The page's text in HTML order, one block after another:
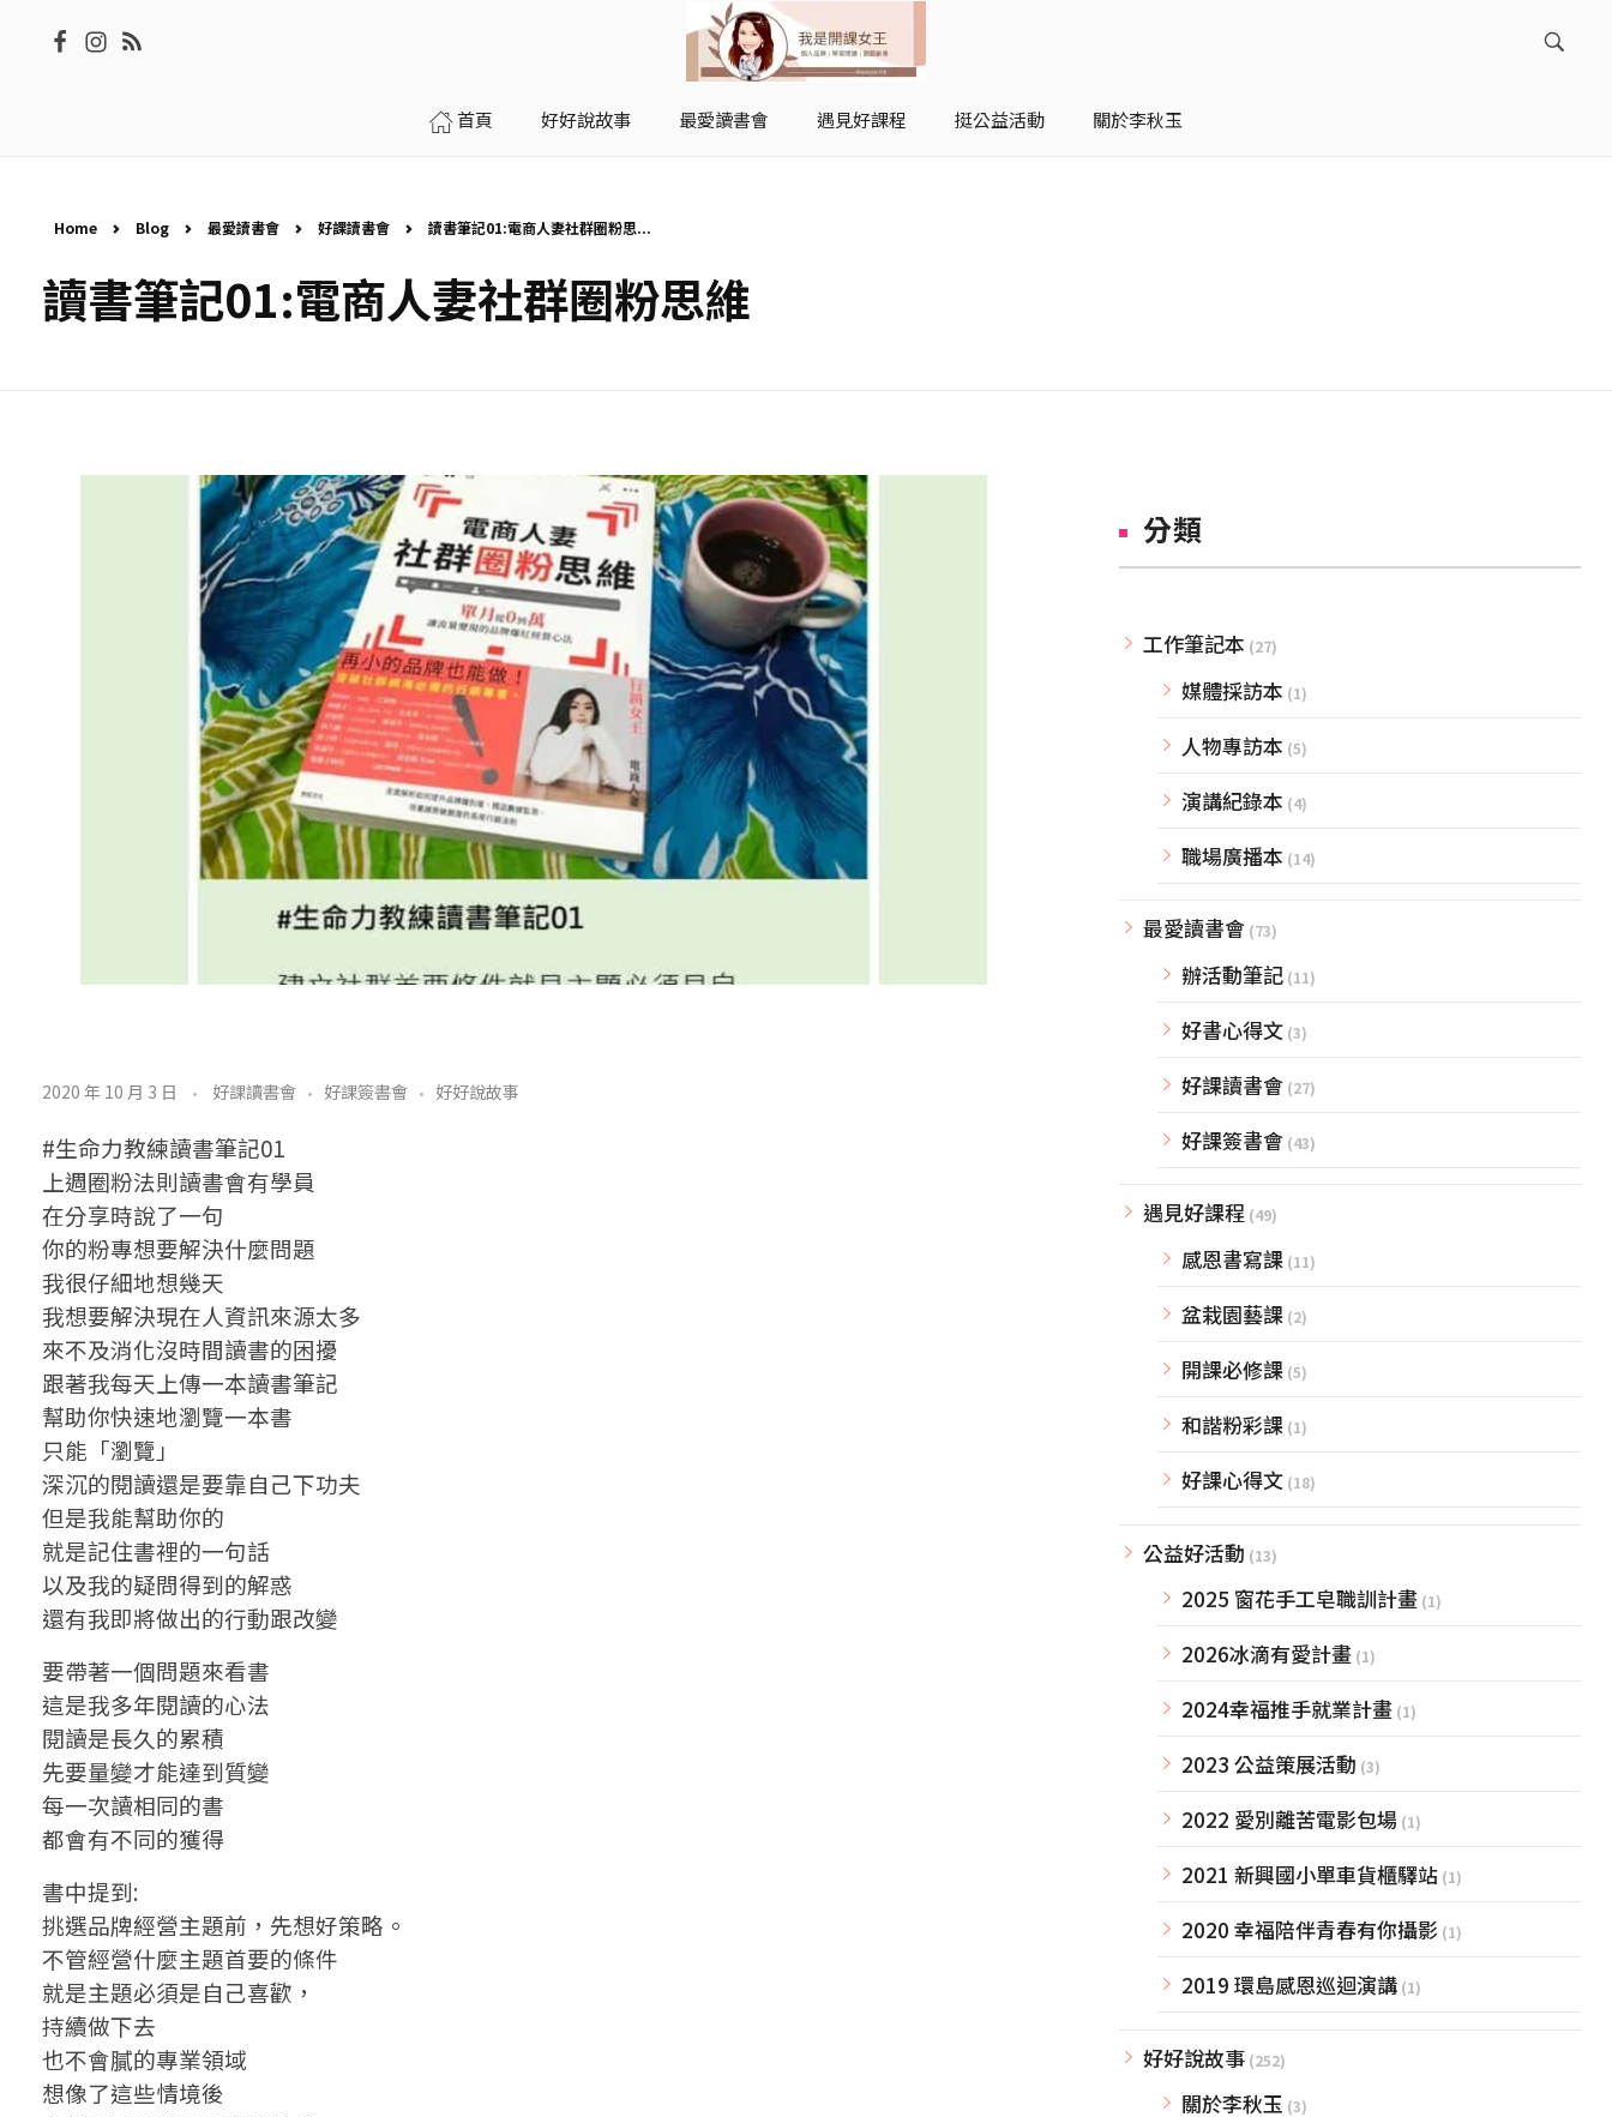
開課女王 李秋玉
拿起麥克風，影響全世界
首頁 好好說故事 最愛讀書會 遇見好課程 挺公益活動 關於李秋玉
Home Blog 最愛讀書會 好課讀書會 讀書筆記01:電商人妻社群圈粉思...
讀書筆記01:電商人妻社群圈粉思維
讀
書
筆
記
0
1
:
電
商
人
妻
社
群
圈
粉
思
維
2020 年 10 月 3 日 好課讀書會 好課簽書會 好好說故事
#生命力教練讀書筆記01
上週圈粉法則讀書會有學員
在分享時說了一句
你的粉專想要解決什麼問題
我很仔細地想幾天
我想要解決現在人資訊來源太多
來不及消化沒時間讀書的困擾
跟著我每天上傳一本讀書筆記
幫助你快速地瀏覽一本書
只能「瀏覽」
深沉的閱讀還是要靠自己下功夫
但是我能幫助你的
就是記住書裡的一句話
以及我的疑問得到的解惑
還有我即將做出的行動跟改變
要帶著一個問題來看書
這是我多年閱讀的心法
閱讀是長久的累積
先要量變才能達到質變
每一次讀相同的書
都會有不同的獲得
書中提到:
挑選品牌經營主題前，先想好策略。
不管經營什麼主題首要的條件
就是主題必須是自己喜歡，
持續做下去
也不會膩的專業領域
想像了這些情境後
分類
工作筆記本 (27)
媒體採訪本 (1)
人物專訪本 (5)
演講紀錄本 (4)
職場廣播本 (14)
最愛讀書會 (73)
辦活動筆記 (11)
好書心得文 (3)
好課讀書會 (27)
好課簽書會 (43)
遇見好課程 (49)
感恩書寫課 (11)
盆栽園藝課 (2)
開課必修課 (5)
和諧粉彩課 (1)
好課心得文 (18)
公益好活動 (13)
2025 窗花手工皂職訓計畫 (1)
2026冰滴有愛計畫 (1)
2024幸福推手就業計畫 (1)
2023 公益策展活動 (3)
2022 愛別離苦電影包場 (1)
2021 新興國小單車貨櫃驛站 (1)
2020 幸福陪伴青春有你攝影 (1)
2019 環島感恩巡迴演講 (1)
好好說故事 (252)
關於李秋玉 (3)